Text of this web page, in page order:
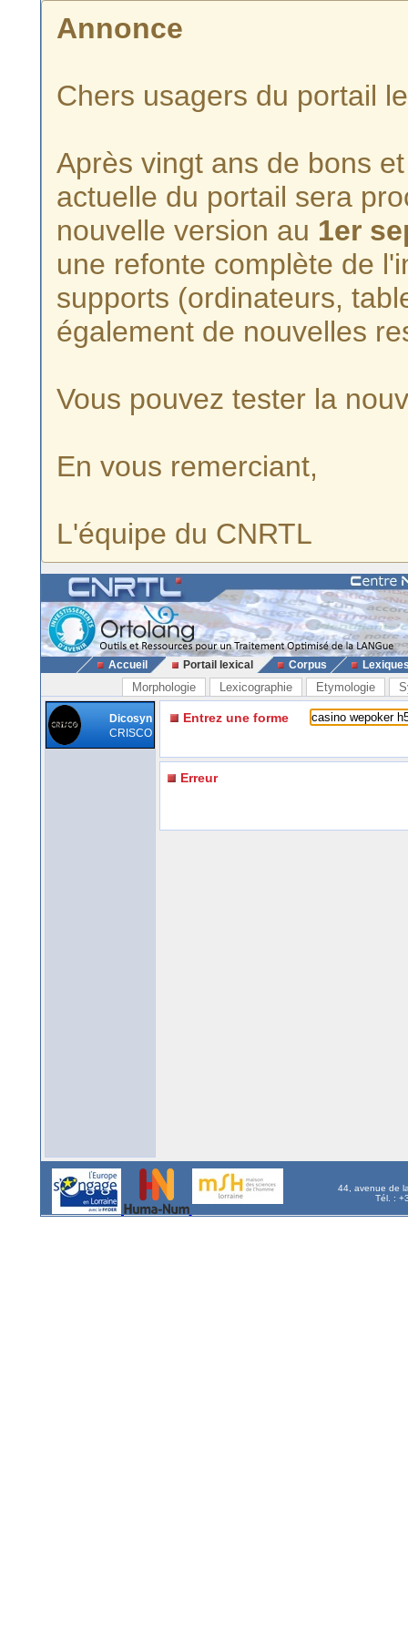
Annonce
Chers usagers du portail
Après vingt ans de bons
actuelle du portail sera
nouvelle version au 1er
une refonte complète de
supports (ordinateurs,
également de nouvelles
Vous pouvez tester la
En vous remerciant,
L'équipe du CNRTL
Accueil Portail lexical Corpus
Morphologie Lexicographie Etymologie
Dicosyn
CRISCO
Entrez une forme
Erreur
44, avenue de
Tél. :